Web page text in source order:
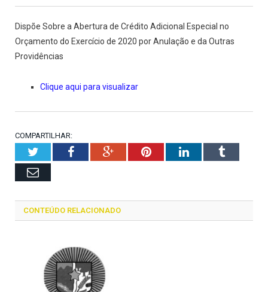
Dispõe Sobre a Abertura de Crédito Adicional Especial no
Orçamento do Exercício de 2020 por Anulação e da Outras
Providências
Clique aqui para visualizar
COMPARTILHAR:
TwitterFacebookGoogle+PinterestLinkedInTumblr
Email
CONTEÚDO RELACIONADO